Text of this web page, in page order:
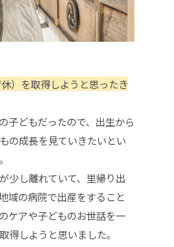
）を取得しようと思ったき
子どもだったので、出生から
の成長を見ていきたいとい
少し離れていて、里帰り出
域の病院で出産をすること
ケアや子どものお世話を一
得しようと思いました。